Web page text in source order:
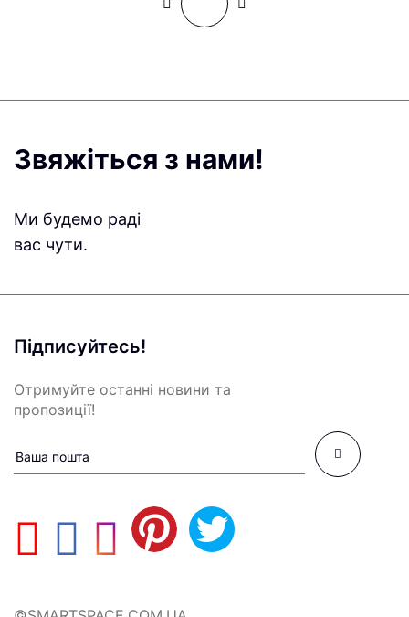
Звяжіться з нами!
Ми будемо раді
вас чути.
Підписуйтесь!
Отримуйте останні новини та
пропозиції!